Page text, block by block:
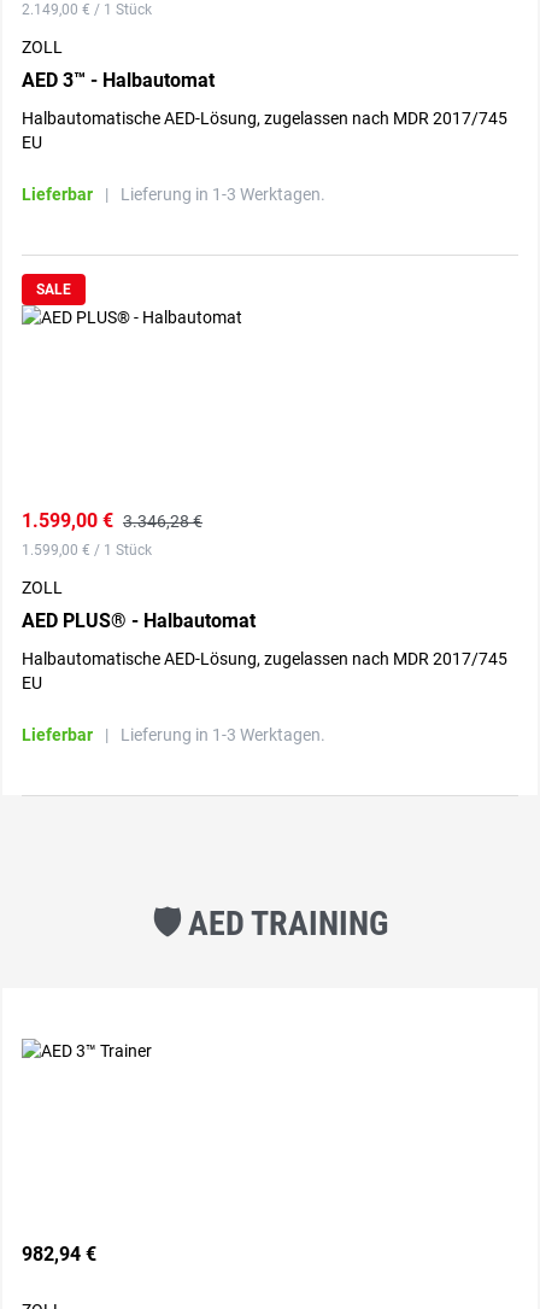
2.149,00 € / 1 Stück
ZOLL
AED 3™ - Halbautomat
Halbautomatische AED-Lösung, zugelassen nach MDR 2017/745
EU
Lieferbar | Lieferung in 1-3 Werktagen.
SALE
1.599,00 € 3.346,28 €
1.599,00 € / 1 Stück
ZOLL
AED PLUS® - Halbautomat
Halbautomatische AED-Lösung, zugelassen nach MDR 2017/745
EU
Lieferbar | Lieferung in 1-3 Werktagen.
🛡️️️ AED TRAINING
982,94 €